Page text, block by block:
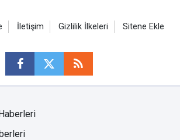
İletişim Gizlilik İlkeleri Sitene Ekle